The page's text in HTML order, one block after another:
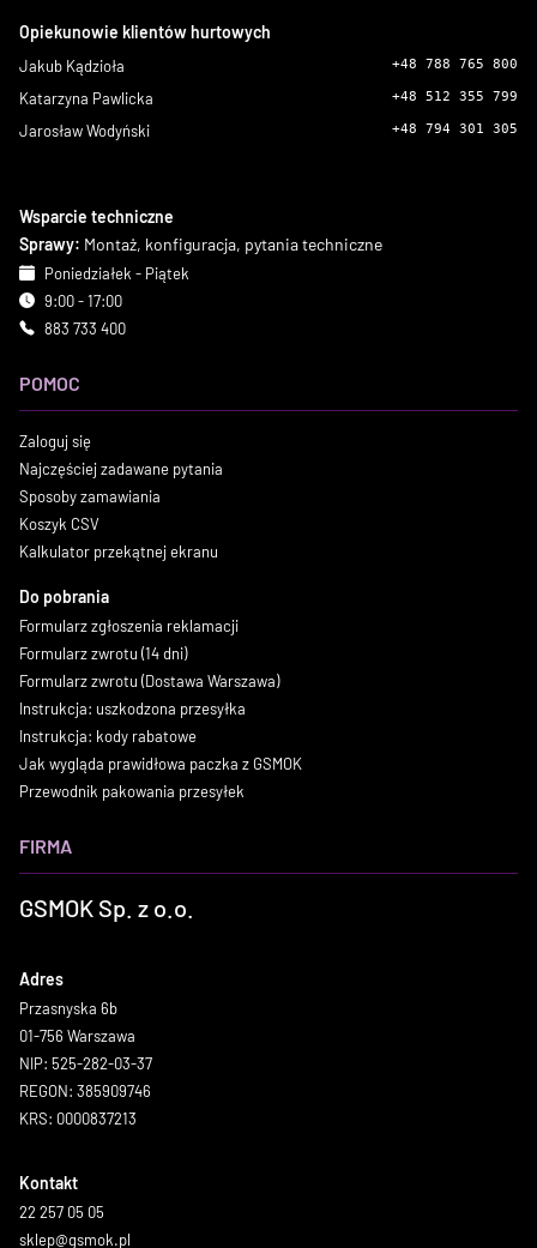
Opiekunowie klientów hurtowych
Jakub Kądzioła +48 788 765 800
Katarzyna Pawlicka +48 512 355 799
Jarosław Wodyński +48 794 301 305
Wsparcie techniczne
Sprawy: Montaż, konfiguracja, pytania techniczne
Poniedziałek - Piątek
9:00 - 17:00
883 733 400
POMOC
Zaloguj się
Najczęściej zadawane pytania
Sposoby zamawiania
Koszyk CSV
Kalkulator przekątnej ekranu
Do pobrania
Formularz zgłoszenia reklamacji
Formularz zwrotu (14 dni)
Formularz zwrotu (Dostawa Warszawa)
Instrukcja: uszkodzona przesyłka
Instrukcja: kody rabatowe
Jak wygląda prawidłowa paczka z GSMOK
Przewodnik pakowania przesyłek
FIRMA
GSMOK Sp. z o.o.
Adres
Przasnyska 6b
01-756 Warszawa
NIP: 525-282-03-37
REGON: 385909746
KRS: 0000837213
Kontakt
22 257 05 05
sklep@gsmok.pl